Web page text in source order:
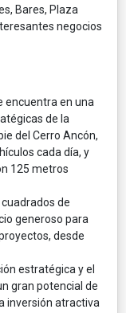
Bares, Plaza
negocios
encuentra en una
de la
del Cerro Ancón,
cada día, y
125 metros
de
generoso para
desde
estratégica y el
gran potencial de
inversión atractiva